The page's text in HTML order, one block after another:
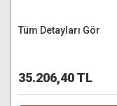
Tüm Detayları Gör
35.206,40 TL